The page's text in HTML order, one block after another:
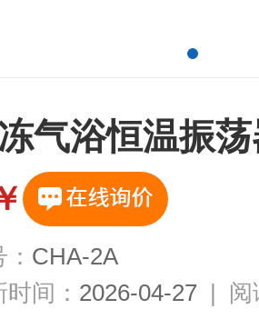
气浴恒温振
CHA-2A
间： 2026-04-27 | 阅